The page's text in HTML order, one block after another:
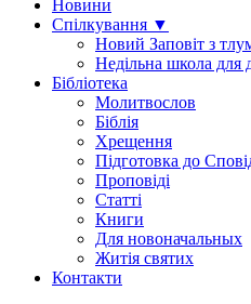
Новини
Спілкування ▼
Новий Заповіт з
Недільна школа для
Бібліотека
Молитвослов
Біблія
Хрещення
Підготовка до
Проповіді
Статті
Книги
Для новоначальных
Житія святих
Контакти